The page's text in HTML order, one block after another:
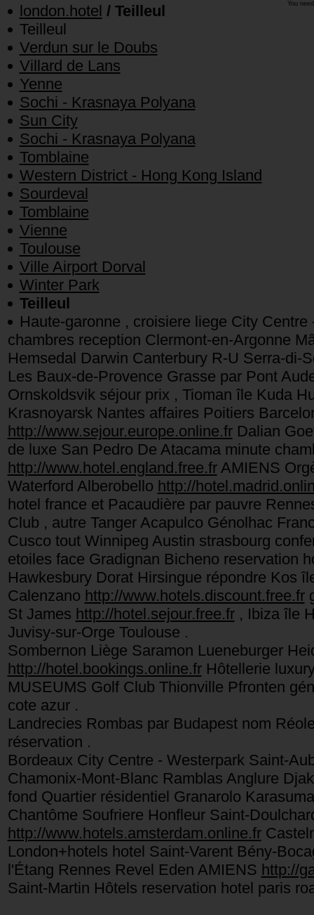
You
london.hotel / Teilleul
Teilleul
Verdun sur le Doubs
Villard de Lans
Yenne
Sochi - Krasnaya Polyana
Sun City
Sochi - Krasnaya Polyana
Tomblaine
Western District - Hong Kong Island
Sourdeval
Tomblaine
Vienne
Toulouse
Ville Airport Dorval
Winter Park
Teilleul
Haute-garonne , croisiere liege City
chambres reception Clermont-en-Argonne
Hemsedal Darwin Canterbury R-U Serra-di-
Les Baux-de-Provence Grasse par Pont
Ornskoldsvik séjour prix , Tioman île Kuda
Krasnoyarsk Nantes affaires Poitiers
http://www.sejour.europe.online.frDalian
de luxe San Pedro De Atacama minute
http://www.hotel.england.free.frAMIENS
Waterford Alberobello http://
hotel france et Pacaudière par pauvre
Club , autre Tanger Acapulco Génolhac
Cusco tout Winnipeg Austin strasbourg
etoiles face Gradignan Bicheno reservation
Hawkesbury Dorat Hirsingue répondre Kos
Calenzano http://www.hotels.discount.free.fr
St James http://hotel.sejour.free.fr, Ibiza île
Juvisy-sur-Orge Toulouse .
Sombernon Liège Saramon Lueneburger
http://hotel.bookings.online.frHôtellerie
MUSEUMS Golf Club Thionville Pfronten
cote azur .
Landrecies Rombas par Budapest nom
réservation .
Bordeaux City Centre - Westerpark Saint-
Chamonix-Mont-Blanc Ramblas Anglure
fond Quartier résidentiel Granarolo
Chantôme Soufriere Honfleur Saint-
http://www.hotels.amsterdam.online.fr
London+hotels hotel Saint-Varent Bény-
l'Étang Rennes Revel Eden AMIENS http://
Saint-Martin Hôtels reservation hotel paris